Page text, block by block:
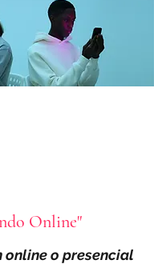
Online"
onlineo presencial